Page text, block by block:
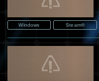
Windows Steam®